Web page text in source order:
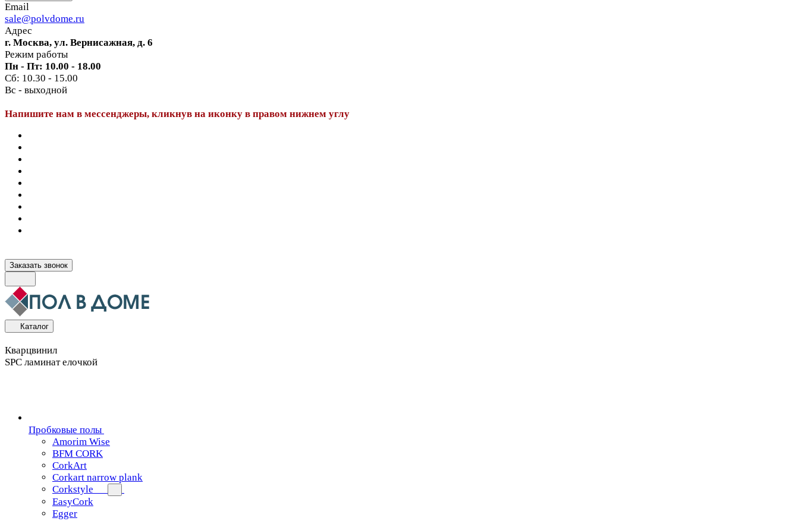
Email
sale@polvdome.ru
Адрес
г. Москва, ул. Вернисажная, д. 6
Режим работы
Пн - Пт: 10.00 - 18.00
Сб: 10.30 - 15.00
Вс - выходной
Напишите нам в мессенджеры, кликнув на иконку в правом нижнем углу
Заказать звонок
Каталог
Кварцвинил
SPC ламинат елочкой
Пробковые полы
Amorim Wise
BFM CORK
CorkArt
Corkart narrow plank
Corkstyle
EasyCork
Egger